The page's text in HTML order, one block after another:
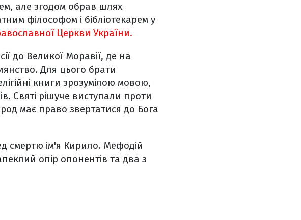
але згодом обрав шлях
філософом і бібліотекарем у
Церкви України.
до Великої Моравії, де на
Для цього брати
книги зрозумілою мовою,
Святі рішуче виступали проти
має право звертатися до Бога
смертю ім'я Кирило. Мефодій
опір опонентів та два з